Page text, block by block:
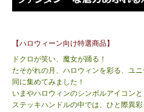
【ハロウィーン向け特選商品】
ドクロが笑い、魔女が踊る！
たそがれの月、ハロウィンを彩る、ユ
同に集めてみました！
いまやハロウィンのシンボルアイコンと
ステッキハンドルの中では、ひと際異